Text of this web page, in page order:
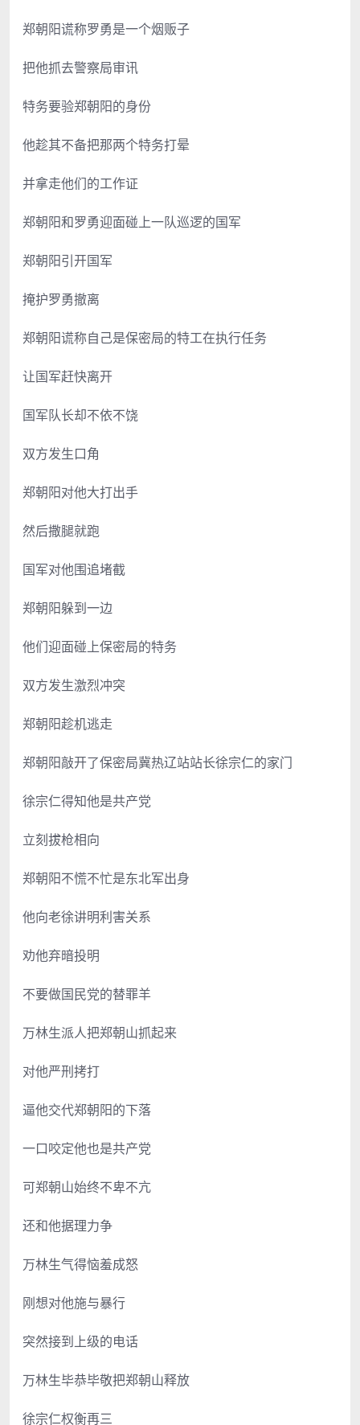
郑朝阳谎称罗勇是一个烟贩子
把他抓去警察局审讯
特务要验郑朝阳的身份
他趁其不备把那两个特务打晕
并拿走他们的工作证
郑朝阳和罗勇迎面碰上一队巡逻的国军
郑朝阳引开国军
掩护罗勇撤离
郑朝阳谎称自己是保密局的特工在执行任务
让国军赶快离开
国军队长却不依不饶
双方发生口角
郑朝阳对他大打出手
然后撒腿就跑
国军对他围追堵截
郑朝阳躲到一边
他们迎面碰上保密局的特务
双方发生激烈冲突
郑朝阳趁机逃走
郑朝阳敲开了保密局冀热辽站站长徐宗仁的家门
徐宗仁得知他是共产党
立刻拔枪相向
郑朝阳不慌不忙是东北军出身
他向老徐讲明利害关系
劝他弃暗投明
不要做国民党的替罪羊
万林生派人把郑朝山抓起来
对他严刑拷打
逼他交代郑朝阳的下落
一口咬定他也是共产党
可郑朝山始终不卑不亢
还和他据理力争
万林生气得恼羞成怒
刚想对他施与暴行
突然接到上级的电话
万林生毕恭毕敬把郑朝山释放
徐宗仁权衡再三